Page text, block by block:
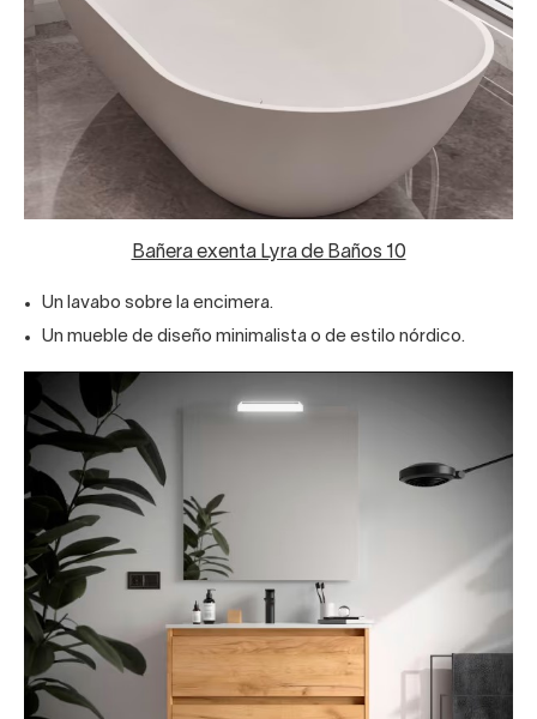
Bañera exenta Lyra de Baños 10
Un lavabo sobre la encimera.
Un mueble de diseño minimalista o de estilo nórdico.